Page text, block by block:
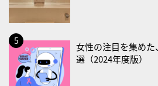
・筋肉強化の日
2026/08/30(日)
・ＥＰＡの日
2026/08/31(月)
女性の注目を集め
選（2024年度版）